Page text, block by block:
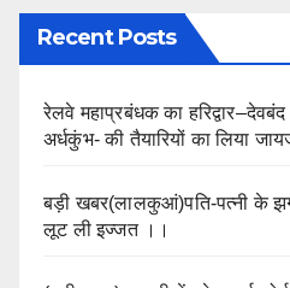
Recent Posts
रेलवे महाप्रबंधक का
अर्धकुंभ- की तैयारियों का लिया
बड़ी खबर(लालकुआं)पति-पत्नी के
लूट ली इज्जत ।।